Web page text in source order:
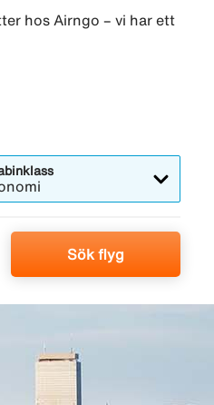
hos Airngo – vi har ett
Sök flyg